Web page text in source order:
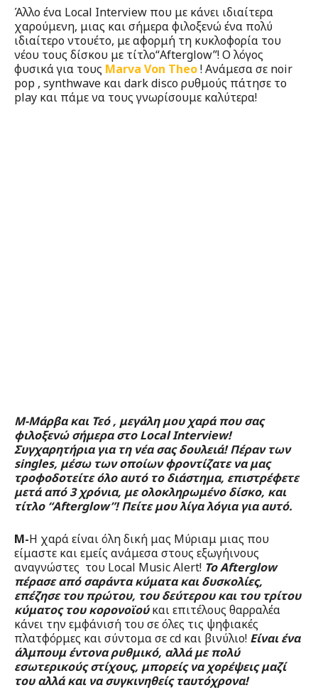
Άλλo ένα Local Interview που με κάνει ιδιαίτερα
χαρούμενη, μιας και σήμερα φιλοξενώ ένα πολύ
ιδιαίτερο ντουέτο, με αφορμή τη κυκλοφορία του
νέου τους δίσκου με τίτλο“Afterglow”! O λόγος
φυσικά για τους Marva Von Theo! Ανάμεσα σε noir
pop , synthwave και dark disco ρυθμούς πάτησε το
play και πάμε να τους γνωρίσουμε καλύτερα!
Μ-Μάρβα και Τεό , μεγάλη μου χαρά που σας
φιλοξενώ σήμερα στο Local Interview!
Συγχαρητήρια για τη νέα σας δουλειά! Πέραν των
singles, μέσω των οποίων φροντίζατε να μας
τροφοδοτείτε όλο αυτό το διάστημα, επιστρέφετε
μετά από 3 χρόνια, με ολοκληρωμένο δίσκο, και
τίτλο “Afterglow”! Πείτε μου λίγα λόγια για αυτό.
M-Η χαρά είναι όλη δική μας Mύριαμ μιας που
είμαστε και εμείς ανάμεσα στους εξωγήινους
αναγνώστες του Local Music Alert! Το Afterglow
πέρασε από σαράντα κύματα και δυσκολίες,
επέζησε του πρώτου, του δεύτερου και του τρίτου
κύματος του κορονοϊούκαι επιτέλους θαρραλέα
κάνει την εμφάνισή του σε όλες τις ψηφιακές
πλατφόρμες και σύντομα σε cd και βινύλιο! Είναι ένα
άλμπουμ έντονα ρυθμικό, αλλά με πολύ
εσωτερικούς στίχους, μπορείς να χορέψεις μαζί
του αλλά και να συγκινηθείς ταυτόχρονα!